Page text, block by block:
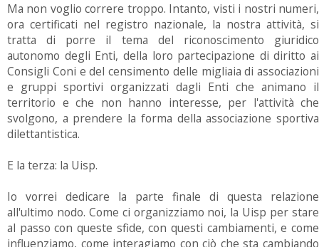
Ma non voglio correre troppo. Intanto, visti i nostri numeri,
ora certificati nel registro nazionale, la nostra attività, si
tratta di porre il tema del riconoscimento giuridico
autonomo degli Enti, della loro partecipazione di diritto ai
Consigli Coni e del censimento delle migliaia di associazioni
e gruppi sportivi organizzati dagli Enti che animano il
territorio e che non hanno interesse, per l'attività che
svolgono, a prendere la forma della associazione sportiva
dilettantistica.
E la terza: la Uisp.
Io vorrei dedicare la parte finale di questa relazione
all'ultimo nodo. Come ci organizziamo noi, la Uisp per stare
al passo con queste sfide, con questi cambiamenti, e come
influenziamo, come interagiamo con ciò che sta cambiando